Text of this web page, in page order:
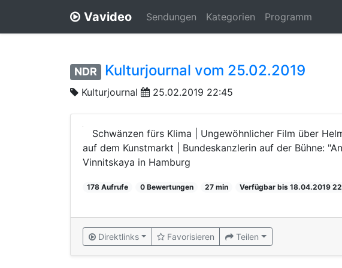
Vavideo Sendungen Kategorien Programm
NDR Kulturjournal vom 25.02.2019
Kulturjournal 25.02.2019 22:45
Schwänzen fürs Klima | Ungewöhnlicher Film über
auf dem Kunstmarkt | Bundeskanzlerin auf der Bühne:
Vinnitskaya in Hamburg
178 Aufrufe 0 Bewertungen 27 min Verfügbar bis 18.04.2019
Direktlinks Favorisieren Teilen